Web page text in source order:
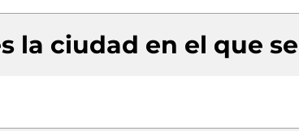
la ciudad en el que